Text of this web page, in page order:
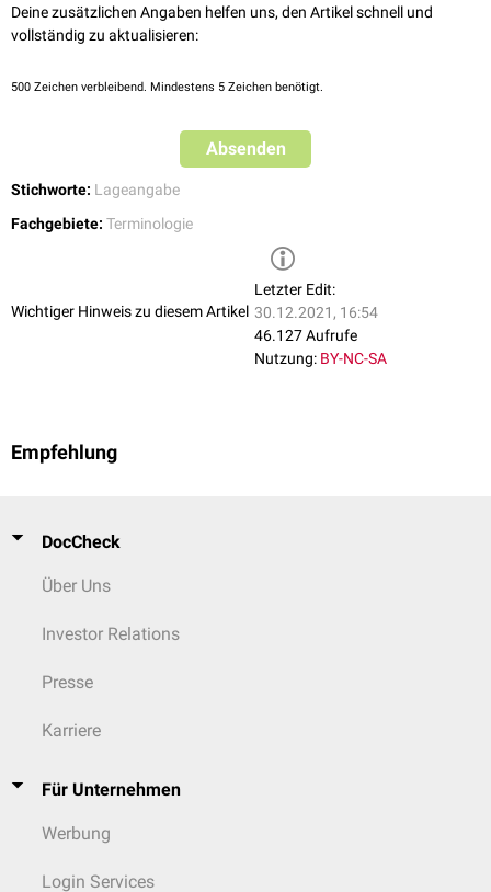
Deine zusätzlichen Angaben helfen uns, den Artikel schnell und
vollständig zu aktualisieren:
500 Zeichen verbleibend. Mindestens 5 Zeichen benötigt.
Absenden
Stichworte: Lageangabe
Fachgebiete: Terminologie
Wichtiger Hinweis zu diesem Artikel
Letzter Edit:
30.12.2021, 16:54
46.127 Aufrufe
Nutzung: BY-NC-SA
Empfehlung
DocCheck
Über Uns
Investor Relations
Presse
Karriere
Für Unternehmen
Werbung
Login Services